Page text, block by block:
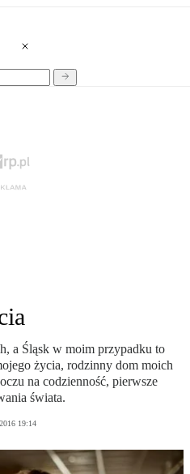
a Śląsk w moim przypadku to
życia, rodzinny dom moich
na codzienność, pierwsze
świata.
19:14